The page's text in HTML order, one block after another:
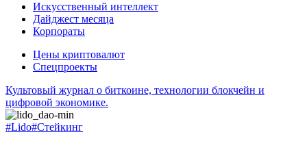
Искусственный интеллект
Дайджест месяца
Корпораты
Цены криптовалют
Спецпроекты
Культовый журнал о биткоине, технологии блокчейн и
цифровой экономике.
#Lido#Стейкинг